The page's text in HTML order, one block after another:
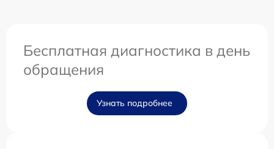
Бесплатная диагностика в день
обращения
Узнать подробнее